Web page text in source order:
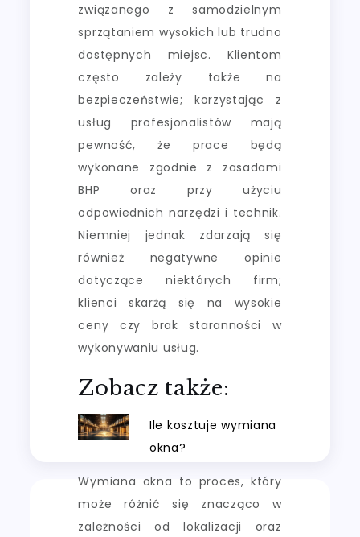
związanego z samodzielnym
sprzątaniem wysokich lub trudno
dostępnych miejsc. Klientom
często zależy także na
bezpieczeństwie; korzystając z
usług profesjonalistów mają
pewność, że prace będą
wykonane zgodnie z zasadami
BHP oraz przy użyciu
odpowiednich narzędzi i technik.
Niemniej jednak zdarzają się
również negatywne opinie
dotyczące niektórych firm;
klienci skarżą się na wysokie
ceny czy brak staranności w
wykonywaniu usług.
Zobacz także:
Ile kosztuje wymiana
okna?
Wymiana okna to proces, który
może różnić się znacząco w
zależności od lokalizacji oraz